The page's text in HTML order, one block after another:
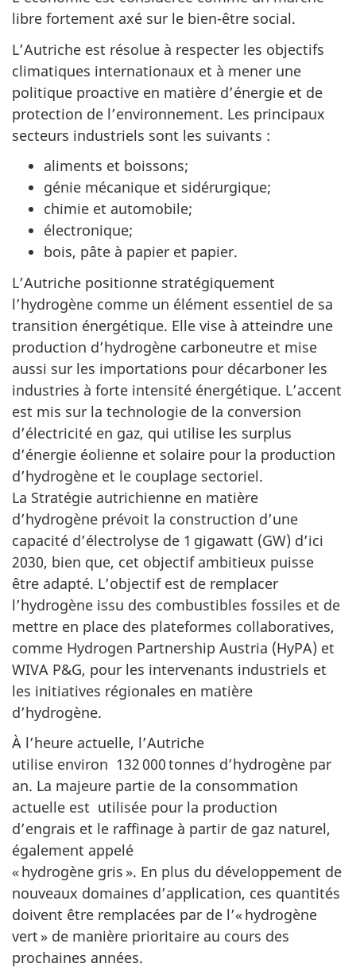
libre fortement axé sur le bien-être social.
L’Autriche est résolue à respecter les objectifs
climatiques internationaux et à mener une
politique proactive en matière d’énergie et de
protection de l’environnement. Les principaux
secteurs industriels sont les suivants :
aliments et boissons;
génie mécanique et sidérurgique;
chimie et automobile;
électronique;
bois, pâte à papier et papier.
L’Autriche positionne stratégiquement
l’hydrogène comme un élément essentiel de sa
transition énergétique. Elle vise à atteindre une
production d’hydrogène carboneutre et mise
aussi sur les importations pour décarboner les
industries à forte intensité énergétique. L’accent
est mis sur la technologie de la conversion
d’électricité en gaz, qui utilise les surplus
d’énergie éolienne et solaire pour la production
d’hydrogène et le couplage sectoriel.
La Stratégie autrichienne en matière
d’hydrogène prévoit la construction d’une
capacité d’électrolyse de 1 gigawatt (GW) d’ici
2030, bien que, cet objectif ambitieux puisse
être adapté. L’objectif est de remplacer
l’hydrogène issu des combustibles fossiles et de
mettre en place des plateformes collaboratives,
comme Hydrogen Partnership Austria (HyPA) et
WIVA P&G, pour les intervenants industriels et
les initiatives régionales en matière
d’hydrogène.
À l’heure actuelle, l’Autriche
utilise environ 132 000 tonnes d’hydrogène par
an. La majeure partie de la consommation
actuelle est utilisée pour la production
d’engrais et le raffinage à partir de gaz naturel,
également appelé
« hydrogène gris ». En plus du développement de
nouveaux domaines d’application, ces quantités
doivent être remplacées par de l’« hydrogène
vert » de manière prioritaire au cours des
prochaines années.